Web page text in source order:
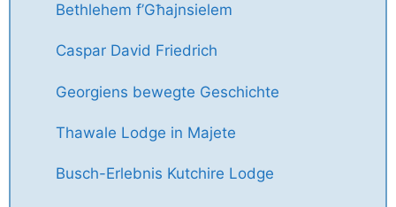
Bethlehem f’Għajnsielem
Caspar David Friedrich
Georgiens bewegte Geschichte
Thawale Lodge in Majete
Busch-Erlebnis Kutchire Lodge